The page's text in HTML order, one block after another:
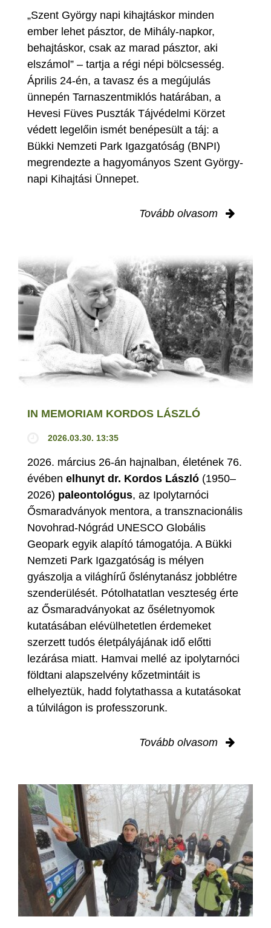
„Szent György napi kihajtáskor minden
ember lehet pásztor, de Mihály-napkor,
behajtáskor, csak az marad pásztor, aki
elszámol” – tartja a régi népi bölcsesség.
Április 24-én, a tavasz és a megújulás
ünnepén Tarnaszentmiklós határában, a
Hevesi Füves Puszták Tájvédelmi Körzet
védett legelőin ismét benépesült a táj: a
Bükki Nemzeti Park Igazgatóság (BNPI)
megrendezte a hagyományos Szent György-
napi Kihajtási Ünnepet.
Tovább olvasom
IN MEMORIAM KORDOS LÁSZLÓ
2026.03.30. 13:35
2026. március 26-án hajnalban, életének 76.
évében elhunyt dr. Kordos László (1950–
2026) paleontológus, az Ipolytarnóci
Ősmaradványok mentora, a transznacionális
Novohrad-Nógrád UNESCO Globális
Geopark egyik alapító támogatója. A Bükki
Nemzeti Park Igazgatóság is mélyen
gyászolja a világhírű őslénytanász jobblétre
szenderülését. Pótolhatatlan veszteség érte
az Ősmaradványokat az őséletnyomok
kutatásában elévülhetetlen érdemeket
szerzett tudós életpályájának idő előtti
lezárása miatt. Hamvai mellé az ipolytarnóci
földtani alapszelvény kőzetmintáit is
elhelyeztük, hadd folytathassa a kutatásokat
a túlvilágon is professzorunk.
Tovább olvasom